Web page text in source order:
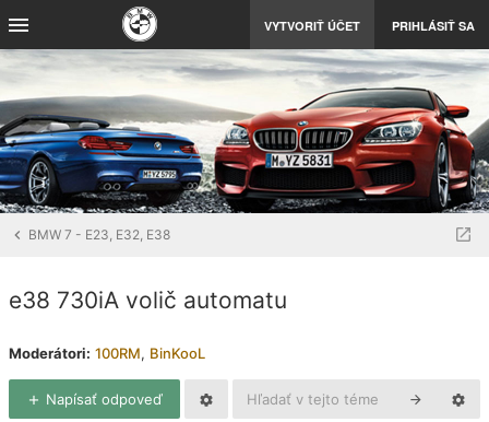
VYTVORIŤ ÚČET PRIHLÁSIŤ SA
BMW 7 - E23, E32, E38
e38 730iA volič automatu
Moderátori: 100RM, BinKooL
Napísať odpoveď